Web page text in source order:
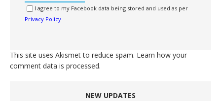
I agree to my Facebook data being stored and used as per
Privacy Policy
This site uses Akismet to reduce spam. Learn how your
comment data is processed.
NEW UPDATES